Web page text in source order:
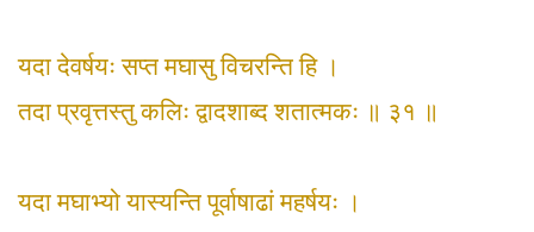
यदा देवर्षयः सप्त मघासु विचरन्ति हि ।
तदा प्रवृत्तस्तु कलिः द्वादशाब्द शतात्मकः ॥ ३१ ॥
यदा मघाभ्यो यास्यन्ति पूर्वाषाढां महर्षयः ।